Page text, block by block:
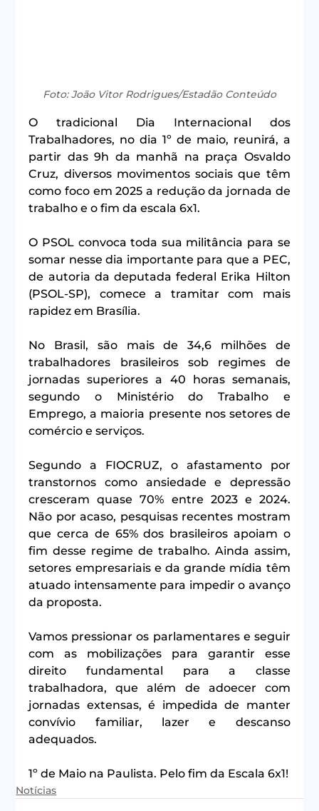
Foto: João Vitor Rodrigues/Estadão Conteúdo
O tradicional Dia Internacional dos
Trabalhadores, no dia 1º de maio, reunirá, a
partir das 9h da manhã na praça Osvaldo
Cruz, diversos movimentos sociais que têm
como foco em 2025 a redução da jornada de
trabalho e o fim da escala 6x1.
O PSOL convoca toda sua militância para se
somar nesse dia importante para que a PEC,
de autoria da deputada federal Erika Hilton
(PSOL-SP), comece a tramitar com mais
rapidez em Brasília.
No Brasil, são mais de 34,6 milhões de
trabalhadores brasileiros sob regimes de
jornadas superiores a 40 horas semanais,
segundo o Ministério do Trabalho e
Emprego, a maioria presente nos setores de
comércio e serviços.
Segundo a FIOCRUZ, o afastamento por
transtornos como ansiedade e depressão
cresceram quase 70% entre 2023 e 2024.
Não por acaso, pesquisas recentes mostram
que cerca de 65% dos brasileiros apoiam o
fim desse regime de trabalho. Ainda assim,
setores empresariais e da grande mídia têm
atuado intensamente para impedir o avanço
da proposta.
Vamos pressionar os parlamentares e seguir
com as mobilizações para garantir esse
direito fundamental para a classe
trabalhadora, que além de adoecer com
jornadas extensas, é impedida de manter
convívio familiar, lazer e descanso
adequados.
1º de Maio na Paulista. Pelo fim da Escala 6x1!
Notícias